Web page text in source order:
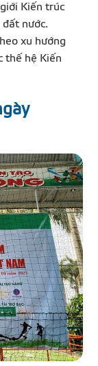
Kiến trúc
nước.
xu hướng
thế hệ Kiến